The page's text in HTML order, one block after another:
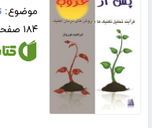
موضوع:
۱۸۴ صفحه